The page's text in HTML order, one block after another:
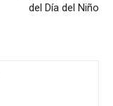
del Día del Niño